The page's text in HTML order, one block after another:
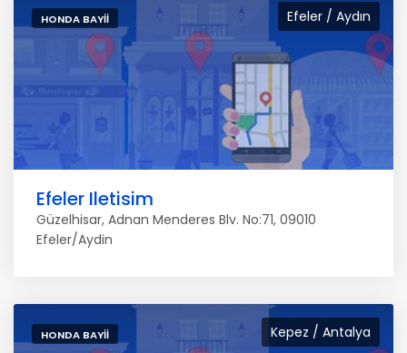
Efeler / Aydın
HONDA BAYII
Efeler Iletisim
Güzelhisar, Adnan Menderes Blv. No:71, 09010
Efeler/Aydin
Kepez / Antalya
HONDA BAYII